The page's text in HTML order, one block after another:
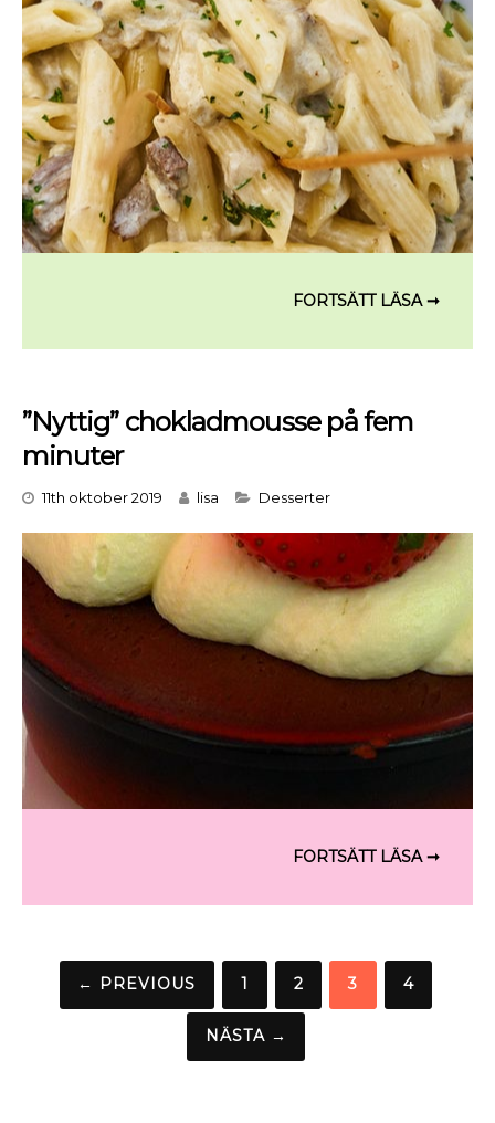
”Nyttig” chokladmousse på fem
minuter
11th oktober 2019 lisa Categories
Desserter
Sidnumrering
← PREVIOUS 1 2 3 4
NÄSTA →